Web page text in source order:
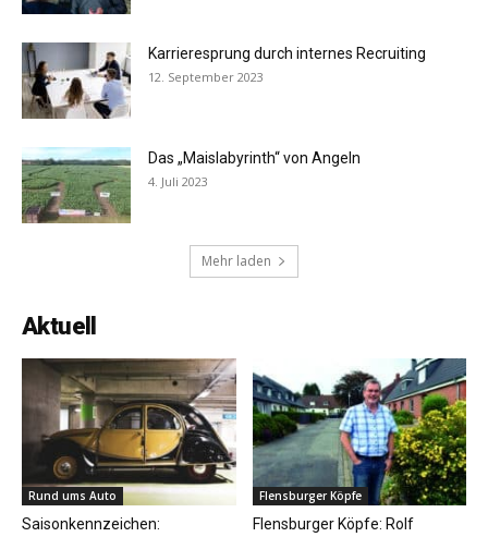
Karrieresprung durch internes Recruiting
12. September 2023
Das „Maislabyrinth“ von Angeln
4. Juli 2023
Mehr laden
Aktuell
Rund ums Auto
Saisonkennzeichen:
Flensburger Köpfe
Flensburger Köpfe: Rolf